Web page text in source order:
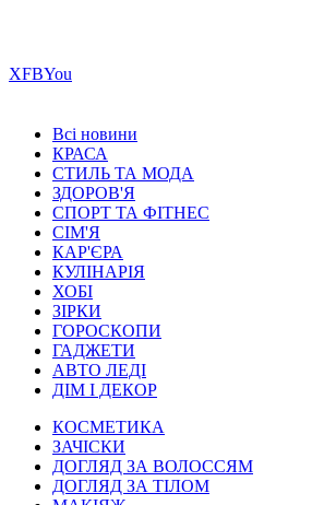
ХFBYou
Всі новини
КРАСА
СТИЛЬ ТА МОДА
ЗДОРОВ'Я
СПОРТ ТА ФІТНЕС
СІМ'Я
КАР'ЄРА
КУЛІНАРІЯ
ХОБІ
ЗІРКИ
ГОРОСКОПИ
ГАДЖЕТИ
АВТО ЛЕДІ
ДІМ І ДЕКОР
КОСМЕТИКА
ЗАЧІСКИ
ДОГЛЯД ЗА ВОЛОССЯМ
ДОГЛЯД ЗА ТІЛОМ